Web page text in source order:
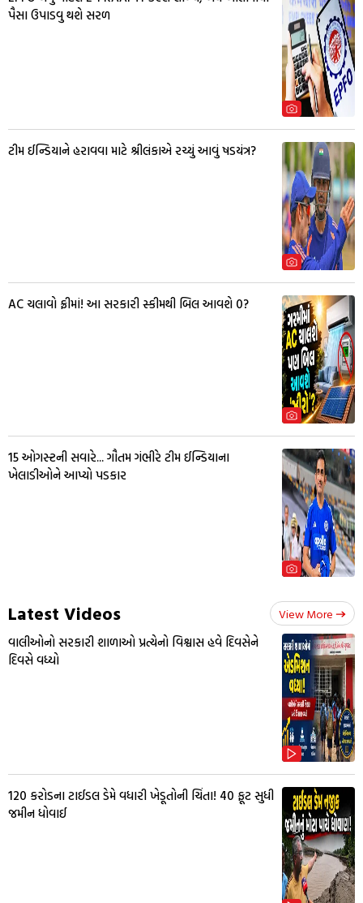
પૈસા ઉપાડવુ થશે સરળ
ટીમ ઈન્ડિયાને હરાવવા માટે શ્રીલંકાએ રચ્યું આવું ષડયંત્ર?
AC ચલાવો ફ્રીમાં! આ સરકારી સ્કીમથી બિલ આવશે ₹0?
15 ઓગસ્ટની સવારે... ગૌતમ ગંભીરે ટીમ ઈન્ડિયાના
ખેલાડીઓને આપ્યો પડકાર
Latest Videos View More
વાલીઓનો સરકારી શાળાઓ પ્રત્યેનો વિશ્વાસ હવે દિવસેને
દિવસે વધ્યો
₹120 કરોડના ટાઈડલ ડેમે વધારી ખેડૂતોની ચિંતા! 40 ફૂટ સુધી
જમીન ધોવાઈ